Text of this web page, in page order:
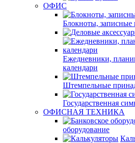
ОФИС
Блокноты, записные
Ежедневники,
календари
Штемпельные
Государственная
ОФИСНАЯ ТЕХНИКА
оборудование